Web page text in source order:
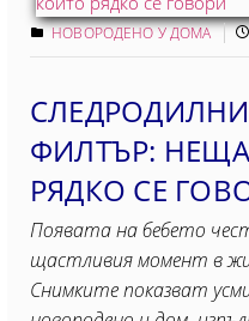
НОВОРОДЕНО У ДОМА
ФИЛТЪР:
РЯДКО СЕ
Появата на бебето
щастливия момент в
Снимките показват